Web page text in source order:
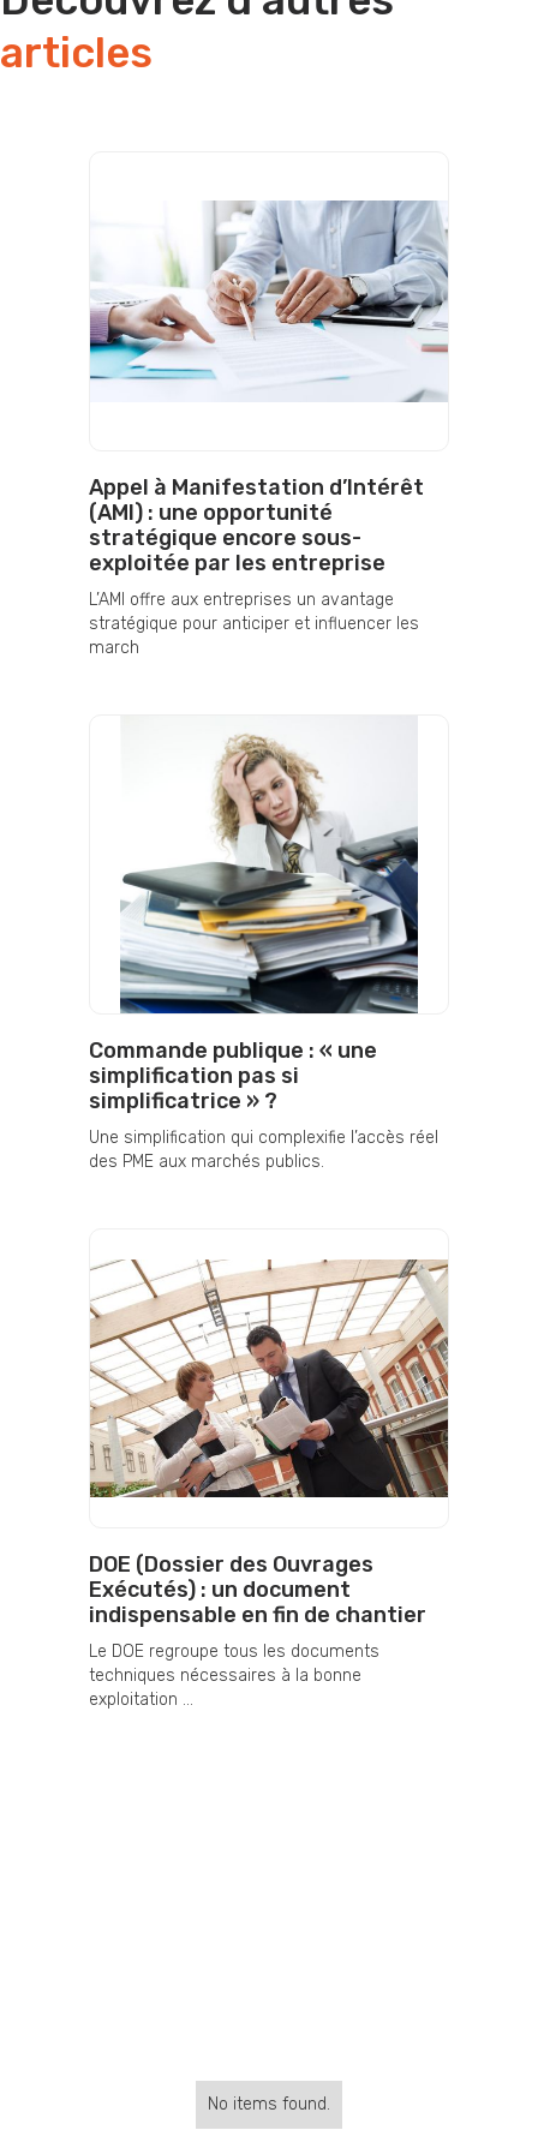
articles
Appel à Manifestation d’Intérêt
(AMI) : une opportunité
stratégique encore sous-
exploitée par les entreprise
L’AMI offre aux entreprises un avantage
stratégique pour anticiper et influencer les
march
Commande publique : « une
simplification pas si
simplificatrice » ?
Une simplification qui complexifie l’accès réel
des PME aux marchés publics.
DOE (Dossier des Ouvrages
Exécutés) : un document
indispensable en fin de chantier
Le DOE regroupe tous les documents
techniques nécessaires à la bonne
exploitation ...
No items found.